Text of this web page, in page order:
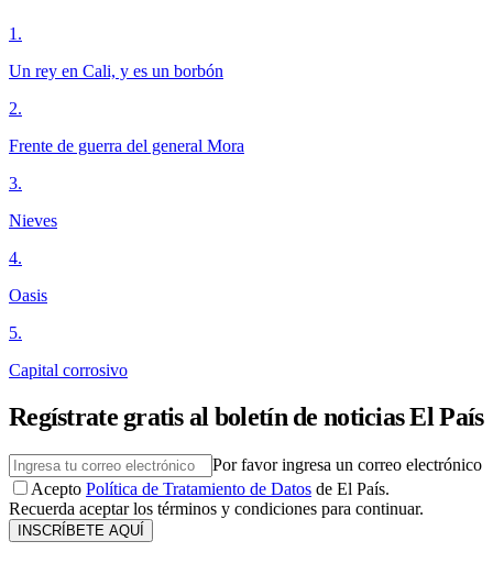
1 .
Un rey en Cali, y es un borbón
2.
Frente de guerra del general Mora
3.
Nieves
4.
Oasis
5.
Capital corrosivo
Regístrate gratis al boletín de noticias El País
Por favor ingresa un correo electrónico
Acepto Política de Tratamiento de Datos de El País.
Recuerda aceptar los términos y condiciones para continuar.
INSCRÍBETE AQUÍ